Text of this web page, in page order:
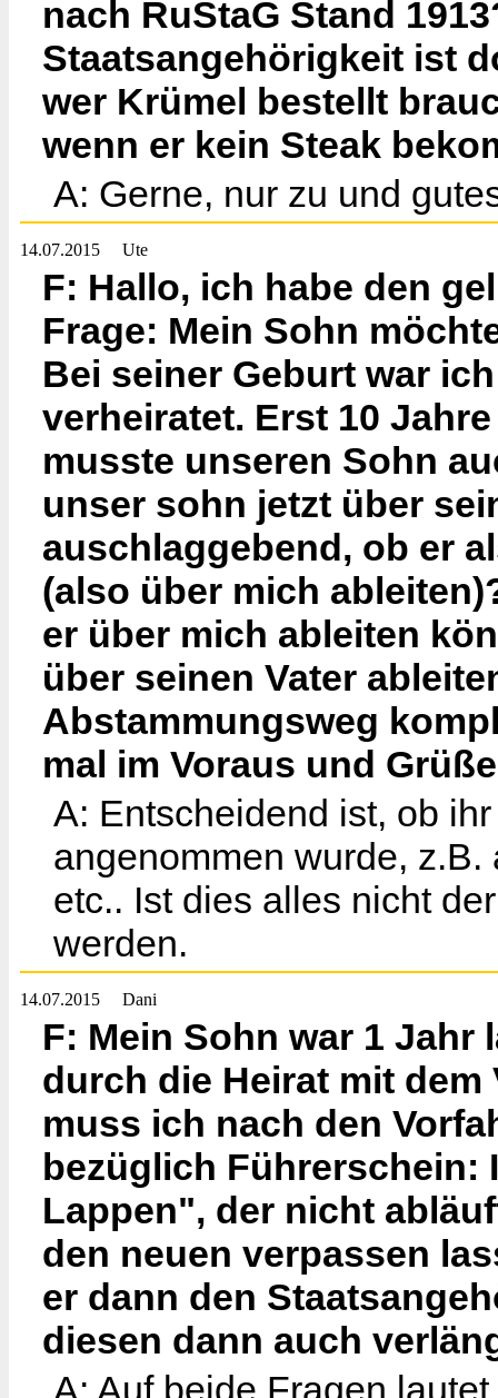
nach RuStaG Stand
Staatsangehörigkeit ist
wer Krümel bestellt
wenn er kein Steak
A: Gerne, nur zu und
14.07.2015 Ute
F: Hallo, ich habe den
Frage: Mein Sohn
Bei seiner Geburt war
verheiratet. Erst 10
musste unseren Sohn
unser sohn jetzt über
auschlaggebend, ob er
(also über mich
er über mich ableiten
über seinen Vater
Abstammungsweg
mal im Voraus und Grüße
A: Entscheidend ist, ob
angenommen wurde,
etc.. Ist dies alles nicht
werden.
14.07.2015 Dani
F: Mein Sohn war 1
durch die Heirat mit
muss ich nach den
bezüglich Führerschein:
Lappen", der nicht
den neuen verpassen
er dann den
diesen dann auch
A: Auf beide Fragen